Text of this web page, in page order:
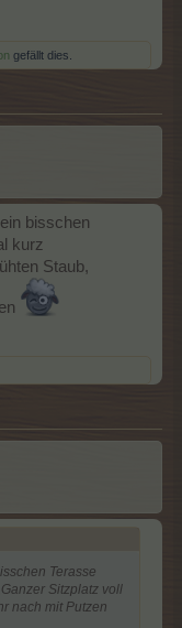
gefällt dies.
bisschen
kurz
Staub,
Terasse
Sitzplatz voll
nach mit Putzen